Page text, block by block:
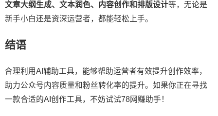
文章大纲生成、文本润色、内容创作和排版设计等，无论是
新手小白还是资深运营者，都能轻松上手。
结语
合理利用AI辅助工具，能够帮助运营者有效提升创作效率，
助力公众号内容质量和粉丝转化率的提升。如果你正在寻找
一款合适的AI创作工具，不妨试试78网赚助手！